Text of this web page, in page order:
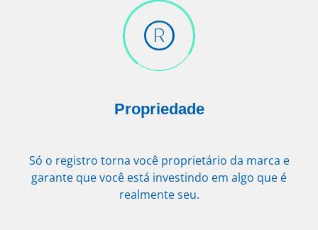
Propriedade
Só o registro torna você proprietário da marca e
garante que você está investindo em algo que é
realmente seu.